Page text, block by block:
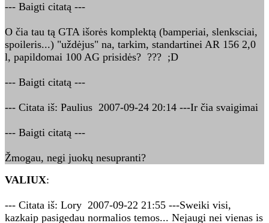
--- Baigti citatą ---
O čia tau tą GTA išorės komplektą (bamperiai, slenksciai,
spoileris...) "uždėjus" na, tarkim, standartinei AR 156 2,0
l, papildomai 100 AG prisidės? ??? ;D
--- Baigti citatą ---
--- Citata iš: Paulius 2007-09-24 20:14 ---Ir čia svaigimai
--- Baigti citatą ---
Žmogau, negi juokų nesupranti?
VALIUX:
--- Citata iš: Lory 2007-09-22 21:55 ---Sweiki visi,
kazkaip pasigedau normalios temos... Nejaugi nei vienas is